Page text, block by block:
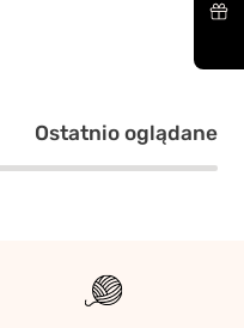
Ostatnio oglądane